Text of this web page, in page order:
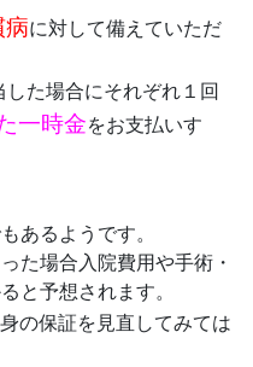
病に対して備えていただ
した場合にそれぞれ１回
一時金をお支払いす
あるようです。
た場合入院費用や手術・
と予想されます。
の保証を見直してみては